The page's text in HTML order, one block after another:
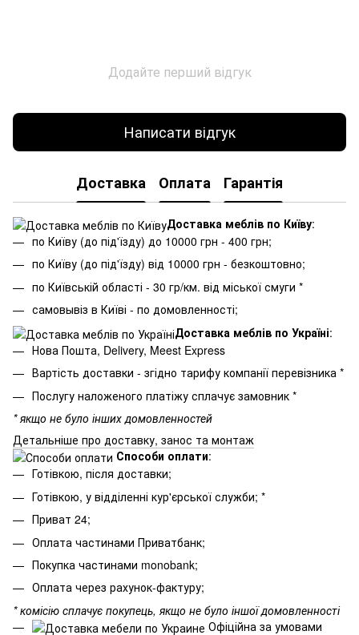
Додайте перший відгук
Написати відгук
Доставка Оплата Гарантія
Доставка меблів по Київу:
по Київу (до під'їзду) до 10000 грн - 400 грн;
по Київу (до під'їзду) від 10000 грн - безкоштовно;
по Київській області - 30 гр/км. від міської смуги *
самовывіз в Київі - по домовленності;
Доставка меблів по Україні:
Нова Пошта, Delivery, Meest Express
Вартість доставки - згідно тарифу компанії перевізника *
Послугу наложеного платіжу сплачує замовник *
* якщо не було інших домовленностей
Детальніше про доставку, занос та монтаж
Способи оплати:
Готівкою, після доставки;
Готівкою, у відділенні кур'єрської служби; *
Приват 24;
Оплата частинами Приватбанк;
Покупка частинами monobank;
Оплата через рахунок-фактуру;
* комісію сплачує покупець, якщо не було іншої домовленності
Офіційна за умовами